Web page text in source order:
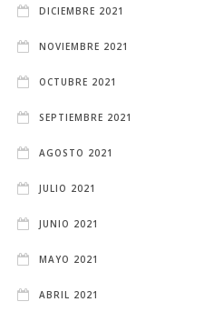
DICIEMBRE 2021
NOVIEMBRE 2021
OCTUBRE 2021
SEPTIEMBRE 2021
AGOSTO 2021
JULIO 2021
JUNIO 2021
MAYO 2021
ABRIL 2021